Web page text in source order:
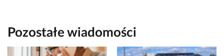
Pozostałe wiadomości